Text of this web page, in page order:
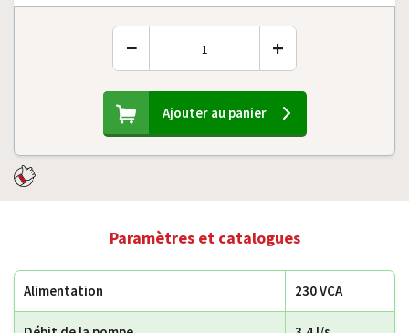
− +
Ajouter au panier
Paramètres et catalogues
Alimentation 230 VCA